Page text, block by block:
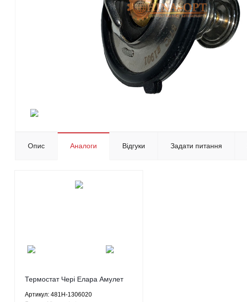
Опис Аналоги Відгуки Задати питання
Термостат Чері Елара Амулет
М12 Джагі Кімо Біт - 481H-
Артикул: 481H-1306020